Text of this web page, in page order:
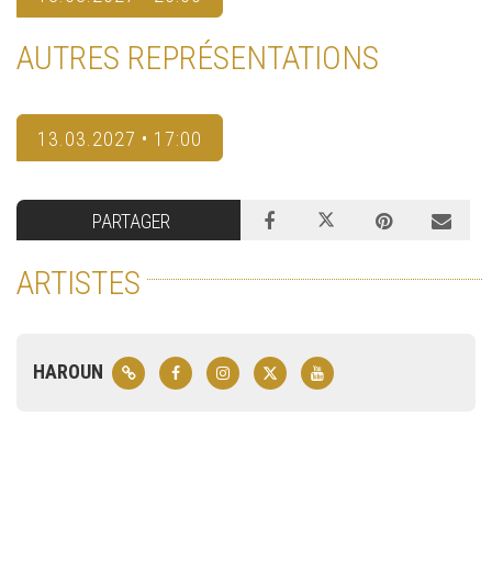
AUTRES REPRÉSENTATIONS
13.03.2027 • 17:00
PARTAGER
ARTISTES
HAROUN